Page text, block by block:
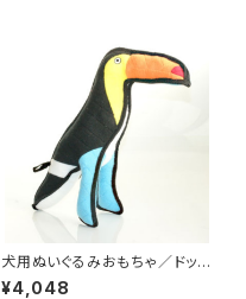
犬用ぬいぐるみおもちゃ／ドッグ
トイズオニオオハシ
¥4,048